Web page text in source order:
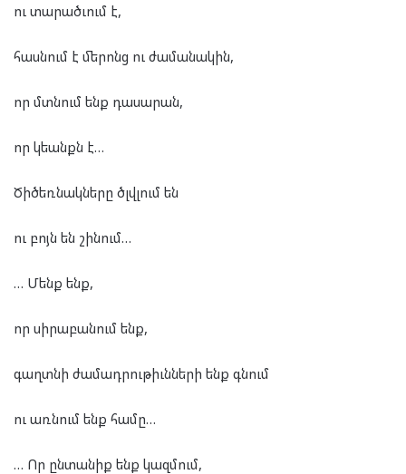
ու տարածւում է,
հասնում է մերոնց ու ժամանակին,
որ մտնում ենք դասարան,
որ կեանքն է…
Ծիծեռնակները ծլվլում են
ու բոյն են շինում…
… Մենք ենք,
որ սիրաբանում ենք,
գաղտնի ժամադրութիւնների ենք գնում
ու առնում ենք համը…
… Որ ընտանիք ենք կազմում,